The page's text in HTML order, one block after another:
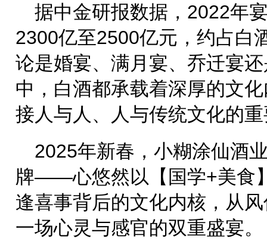
据中金研报数据，2022年
2300亿至2500亿元，约占白
论是婚宴、满月宴、乔迁宴
中，白酒都承载着深厚的文
接人与人、人与传统文化的
2025年新春，小糊涂仙酒
牌——心悠然以【国学+美食
逢喜事背后的文化内核，从
一场心灵与感官的双重盛宴。